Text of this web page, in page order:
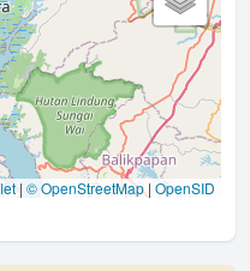
| © OpenStreetMap| OpenSID